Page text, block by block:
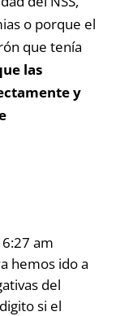
o porque el
que tenía
las
y
am
hemos ido a
del
si el